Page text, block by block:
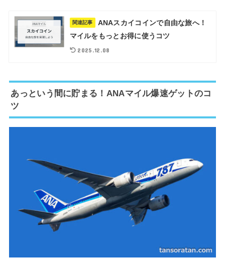
関連記事
ANAスカイコインで自由な旅へ！
マイルをもっとお得に使うコツ
2025.12.08
あっという間に貯まる！ANAマイル爆速ゲットのコ
ツ